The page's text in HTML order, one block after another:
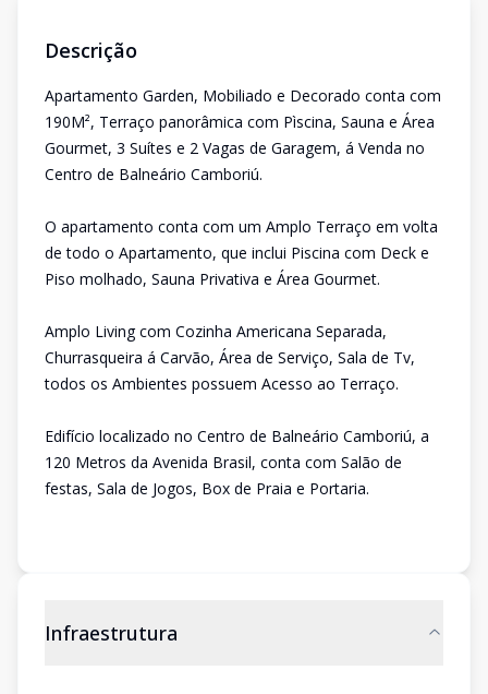
Descrição
Apartamento Garden, Mobiliado e Decorado conta com
190M², Terraço panorâmica com Pìscina, Sauna e Área
Gourmet, 3 Suítes e 2 Vagas de Garagem, á Venda no
Centro de Balneário Camboriú.
O apartamento conta com um Amplo Terraço em volta
de todo o Apartamento, que inclui Piscina com Deck e
Piso molhado, Sauna Privativa e Área Gourmet.
Amplo Living com Cozinha Americana Separada,
Churrasqueira á Carvão, Área de Serviço, Sala de Tv,
todos os Ambientes possuem Acesso ao Terraço.
Edifício localizado no Centro de Balneário Camboriú, a
120 Metros da Avenida Brasil, conta com Salão de
festas, Sala de Jogos, Box de Praia e Portaria.
Infraestrutura